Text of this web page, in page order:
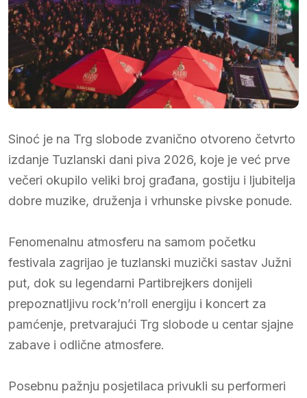
Sinoć je na Trg slobode zvanično otvoreno četvrto
izdanje Tuzlanski dani piva 2026, koje je već prve
večeri okupilo veliki broj građana, gostiju i ljubitelja
dobre muzike, druženja i vrhunske pivske ponude.
Fenomenalnu atmosferu na samom početku
festivala zagrijao je tuzlanski muzički sastav Južni
put, dok su legendarni Partibrejkers donijeli
prepoznatljivu rock’n’roll energiju i koncert za
pamćenje, pretvarajući Trg slobode u centar sjajne
zabave i odlične atmosfere.
Posebnu pažnju posjetilaca privukli su performeri